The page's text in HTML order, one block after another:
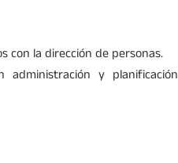
con la dirección de personas.
administración y planificación